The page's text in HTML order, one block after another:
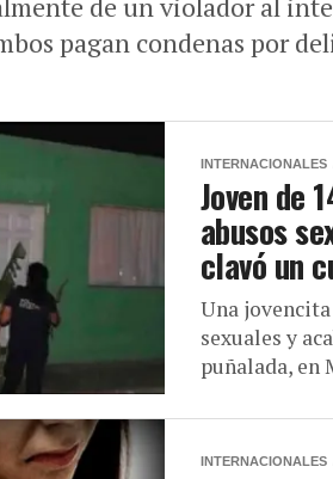
de un violador al
pagan condenas por
INTERNACIONALES
Joven de
abusos
clavó un
Una jovencita
sexuales y
puñalada, en
INTERNACIONALES